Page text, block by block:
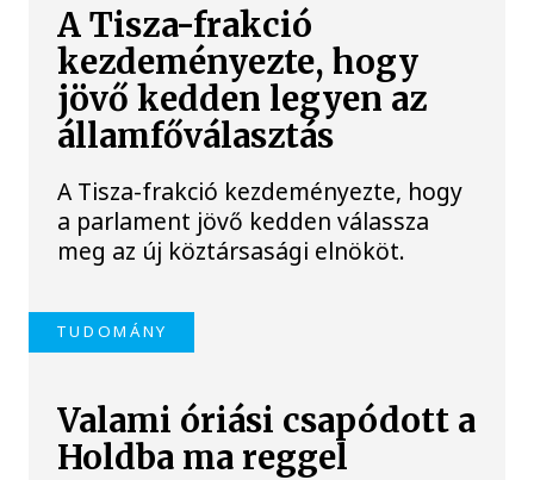
A Tisza-frakció
kezdeményezte, hogy
jövő kedden legyen az
államfőválasztás
A Tisza-frakció kezdeményezte, hogy
a parlament jövő kedden válassza
meg az új köztársasági elnököt.
TUDOMÁNY
Valami óriási csapódott a
Holdba ma reggel